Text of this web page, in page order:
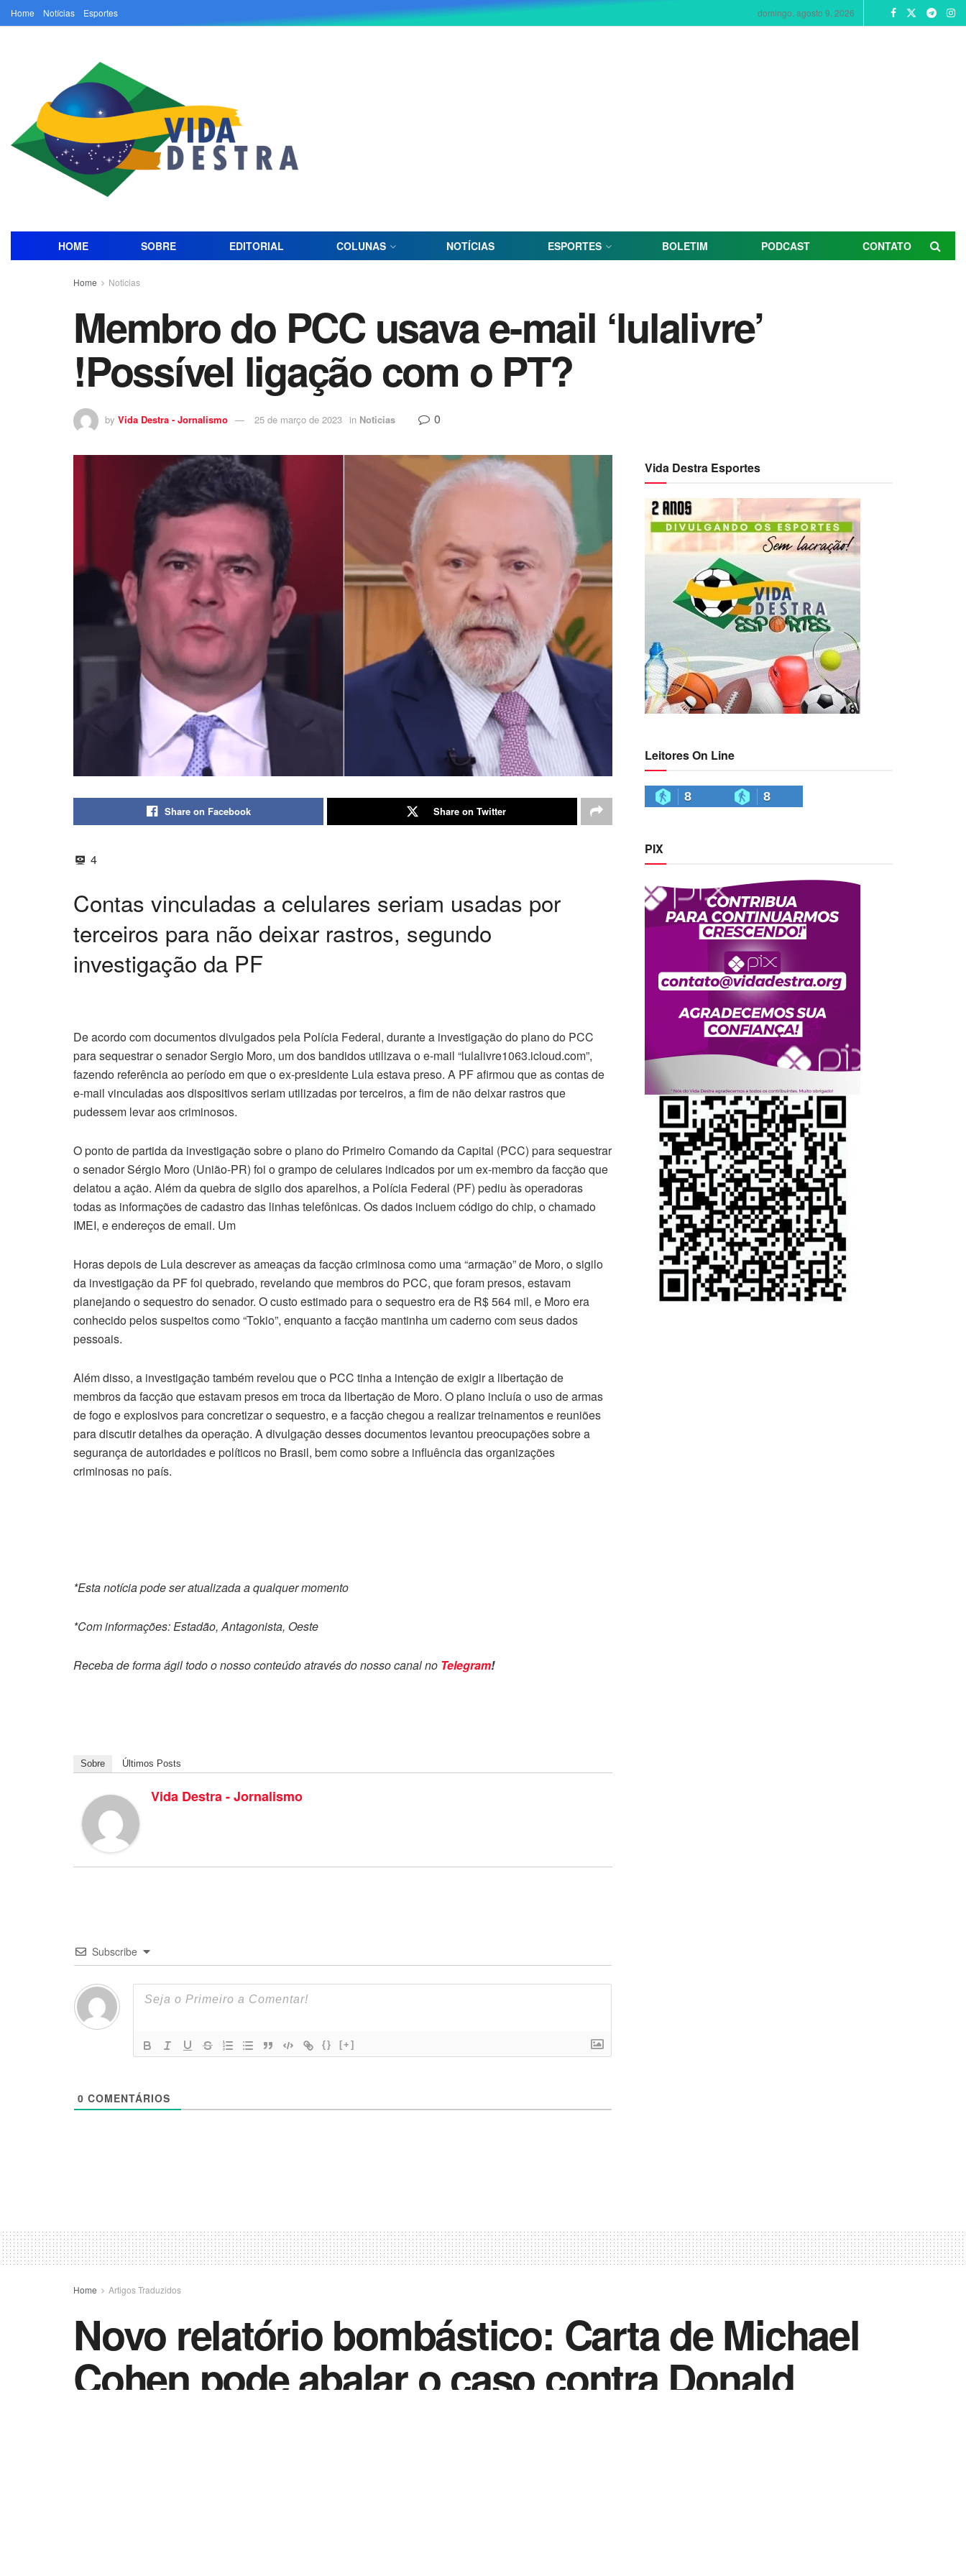
Home Notícias Esportes domingo, agosto 9, 2026
HOME SOBRE EDITORIAL COLUNAS NOTÍCIAS ESPORTES BOLETIM PODCAST CONTATO
Home Noticias
Membro do PCC usava e-mail ‘lulalivre’
!Possível ligação com o PT?
by Vida Destra - Jornalismo 25 de março de 2023 in Noticias 0
Share on Facebook Share on Twitter
4
Contas vinculadas a celulares seriam usadas por
terceiros para não deixar rastros, segundo
investigação da PF
De acordo com documentos divulgados pela Polícia Federal, durante a investigação do plano do PCC
para sequestrar o senador Sergio Moro, um dos bandidos utilizava o e-mail “lulalivre1063.icloud.com”,
fazendo referência ao período em que o ex-presidente Lula estava preso. A PF afirmou que as contas de
e-mail vinculadas aos dispositivos seriam utilizadas por terceiros, a fim de não deixar rastros que
pudessem levar aos criminosos.
O ponto de partida da investigação sobre o plano do Primeiro Comando da Capital (PCC) para sequestrar
o senador Sérgio Moro (União-PR) foi o grampo de celulares indicados por um ex-membro da facção que
delatou a ação. Além da quebra de sigilo dos aparelhos, a Polícia Federal (PF) pediu às operadoras
todas as informações de cadastro das linhas telefônicas. Os dados incluem código do chip, o chamado
IMEI, e endereços de email. Um
Horas depois de Lula descrever as ameaças da facção criminosa como uma “armação” de Moro, o sigilo
da investigação da PF foi quebrado, revelando que membros do PCC, que foram presos, estavam
planejando o sequestro do senador. O custo estimado para o sequestro era de R$ 564 mil, e Moro era
conhecido pelos suspeitos como “Tokio”, enquanto a facção mantinha um caderno com seus dados
pessoais.
Além disso, a investigação também revelou que o PCC tinha a intenção de exigir a libertação de
membros da facção que estavam presos em troca da libertação de Moro. O plano incluía o uso de armas
de fogo e explosivos para concretizar o sequestro, e a facção chegou a realizar treinamentos e reuniões
para discutir detalhes da operação. A divulgação desses documentos levantou preocupações sobre a
segurança de autoridades e políticos no Brasil, bem como sobre a influência das organizações
criminosas no país.
*Esta notícia pode ser atualizada a qualquer momento
*Com informações: Estadão, Antagonista, Oeste
Receba de forma ágil todo o nosso conteúdo através do nosso canal no Telegram!
Sobre Últimos Posts
Vida Destra - Jornalismo
Subscribe
{} [+]
0 COMENTÁRIOS
Vida Destra Esportes
Leitores On Line
8 8
PIX
Home Artigos Traduzidos
Novo relatório bombástico: Carta de Michael
Cohen pode abalar o caso contra Donald